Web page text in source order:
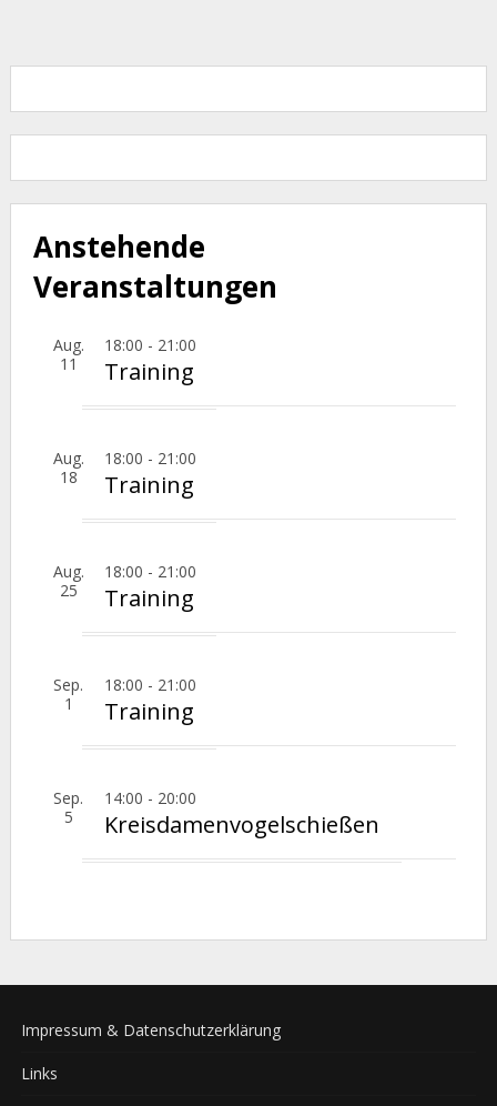
Anstehende
Veranstaltungen
Aug.
11
18:00 - 21:00
Training
Aug.
18
18:00 - 21:00
Training
Aug.
25
18:00 - 21:00
Training
Sep.
1
18:00 - 21:00
Training
Sep.
5
14:00 - 20:00
Kreisdamenvogelschießen
Impressum & Datenschutzerklärung
Links